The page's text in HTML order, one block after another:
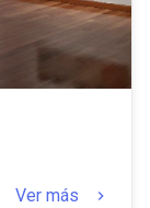
Ver más keyboard_arrow_right